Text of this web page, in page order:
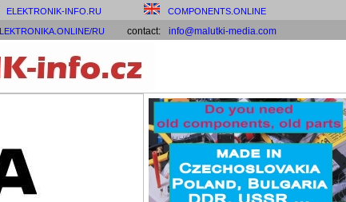
ELEKTRONIK-INFO.RU COMPONENTS.ONLINE
RU contact: info@malutki-media.com